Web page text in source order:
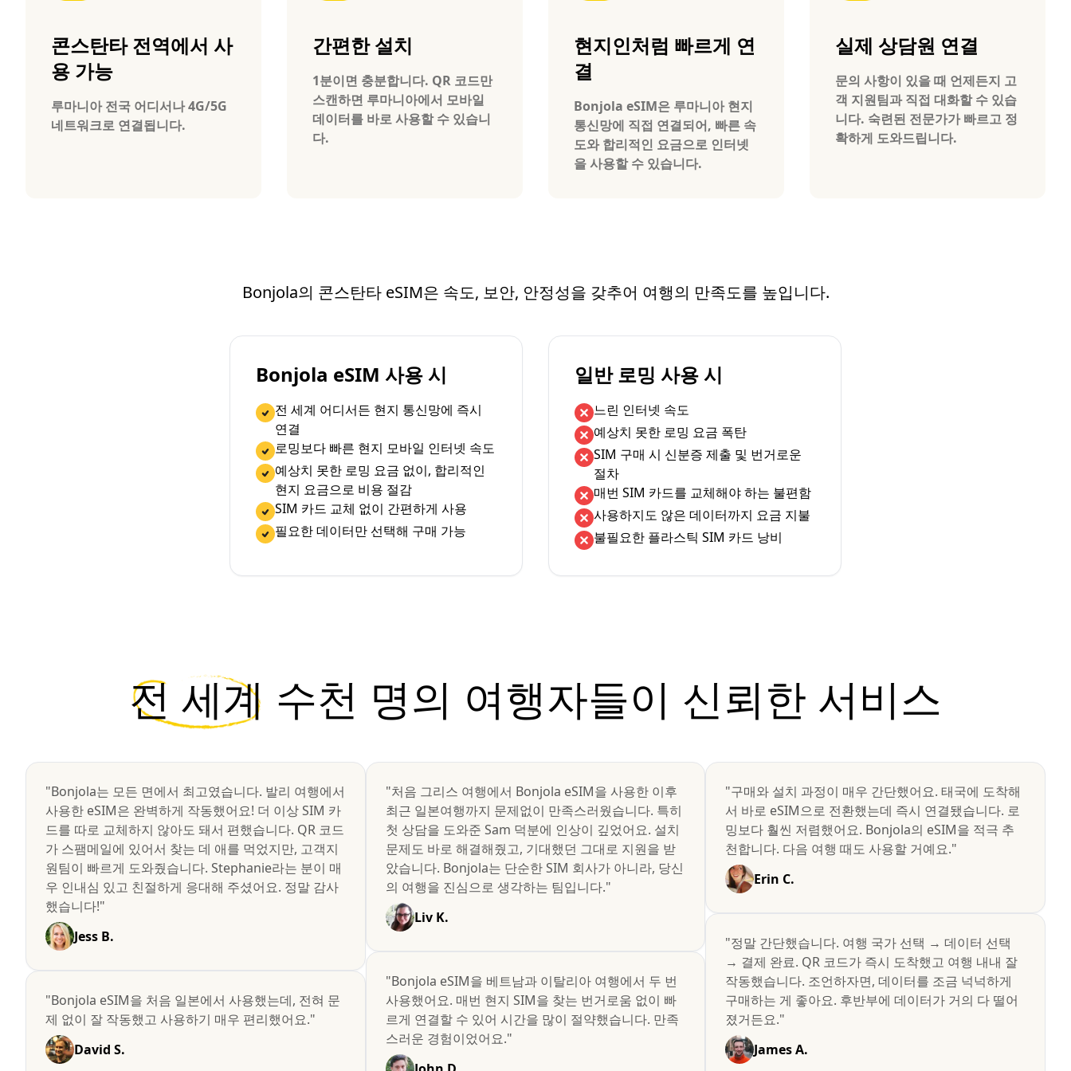
콘스탄타 전역에서 사
용 가능
루마니아 전국 어디서나 4G/5G
네트워크로 연결됩니다.
간편한 설치
1분이면 충분합니다. QR 코드만
스캔하면 루마니아에서 모바일
데이터를 바로 사용할 수 있습니
다.
현지인처럼 빠르게 연
결
Bonjola eSIM은 루마니아 현지
통신망에 직접 연결되어, 빠른 속
도와 합리적인 요금으로 인터넷
을 사용할 수 있습니다.
실제 상담원 연결
문의 사항이 있을 때 언제든지 고
객 지원팀과 직접 대화할 수 있습
니다. 숙련된 전문가가 빠르고 정
확하게 도와드립니다.
Bonjola의 콘스탄타 eSIM은 속도, 보안, 안정성을 갖추어 여행의 만족도를 높입니다.
Bonjola eSIM 사용 시
전 세계 어디서든 현지 통신망에 즉시
연결
로밍보다 빠른 현지 모바일 인터넷 속도
예상치 못한 로밍 요금 없이, 합리적인
현지 요금으로 비용 절감
SIM 카드 교체 없이 간편하게 사용
필요한 데이터만 선택해 구매 가능
일반 로밍 사용 시
느린 인터넷 속도
예상치 못한 로밍 요금 폭탄
SIM 구매 시 신분증 제출 및 번거로운
절차
매번 SIM 카드를 교체해야 하는 불편함
사용하지도 않은 데이터까지 요금 지불
불필요한 플라스틱 SIM 카드 낭비
전 세계 수천 명의 여행자들이 신뢰한 서비스
"Bonjola는 모든 면에서 최고였습니다. 발리 여행에서
사용한 eSIM은 완벽하게 작동했어요! 더 이상 SIM 카
드를 따로 교체하지 않아도 돼서 편했습니다. QR 코드
가 스팸메일에 있어서 찾는 데 애를 먹었지만, 고객지
원팀이 빠르게 도와줬습니다. Stephanie라는 분이 매
우 인내심 있고 친절하게 응대해 주셨어요. 정말 감사
했습니다!"
Jess B.
"Bonjola eSIM을 처음 일본에서 사용했는데, 전혀 문
제 없이 잘 작동했고 사용하기 매우 편리했어요."
David S.
"처음 그리스 여행에서 Bonjola eSIM을 사용한 이후
최근 일본여행까지 문제없이 만족스러웠습니다. 특히
첫 상담을 도와준 Sam 덕분에 인상이 깊었어요. 설치
문제도 바로 해결해줬고, 기대했던 그대로 지원을 받
았습니다. Bonjola는 단순한 SIM 회사가 아니라, 당신
의 여행을 진심으로 생각하는 팀입니다."
Liv K.
"Bonjola eSIM을 베트남과 이탈리아 여행에서 두 번
사용했어요. 매번 현지 SIM을 찾는 번거로움 없이 빠
르게 연결할 수 있어 시간을 많이 절약했습니다. 만족
스러운 경험이었어요."
"구매와 설치 과정이 매우 간단했어요. 태국에 도착해
서 바로 eSIM으로 전환했는데 즉시 연결됐습니다. 로
밍보다 훨씬 저렴했어요. Bonjola의 eSIM을 적극 추
천합니다. 다음 여행 때도 사용할 거예요."
Erin C.
"정말 간단했습니다. 여행 국가 선택 → 데이터 선택
→ 결제 완료. QR 코드가 즉시 도착했고 여행 내내 잘
작동했습니다. 조언하자면, 데이터를 조금 넉넉하게
구매하는 게 좋아요. 후반부에 데이터가 거의 다 떨어
졌거든요."
James A.